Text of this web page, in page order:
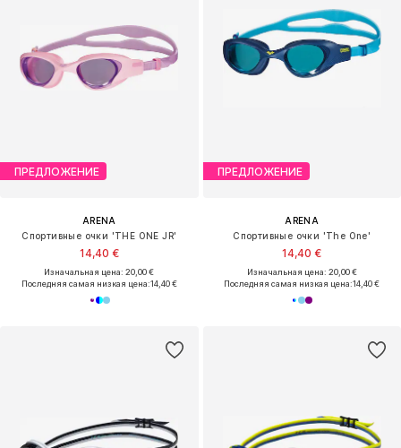
ПРЕДЛОЖЕНИЕ
ARENA
Спортивные очки 'THE ONE JR'
14,40 €
Изначальная цена: 20,00 €
Последняя самая низкая цена:14,40 €
ПРЕДЛОЖЕНИЕ
ARENA
Спортивные очки 'The One'
14,40 €
Изначальная цена: 20,00 €
Последняя самая низкая цена:14,40 €